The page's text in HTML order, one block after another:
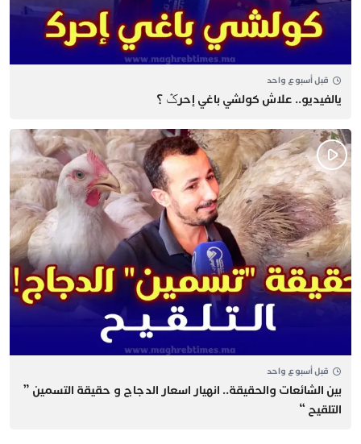
قبل أسبوع واحد
يالفيديو.. علاش كولشي باغي إحرݣ ؟
قبل أسبوع واحد
بين الشائعات والحقيقة.. انهيار اسعار الدجاج و حقيقة التسمين ”
التلقيح “